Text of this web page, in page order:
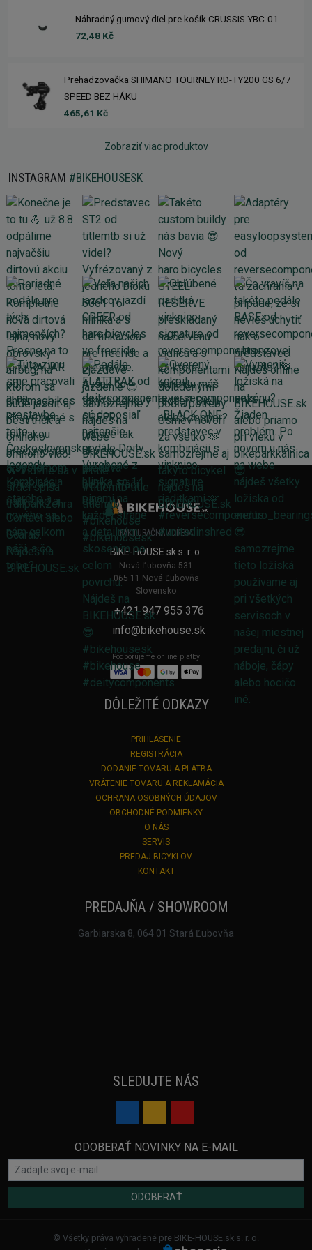
Náhradný gumový diel pre košík CRUSSIS YBC-01
72,48 Kč
Prehadzovačka SHIMANO TOURNEY RD-TY200 GS 6/7
SPEED BEZ HÁKU
465,61 Kč
Zobraziť viac produktov
INSTAGRAM #BIKEHOUSESK
FAKTURAČNÁ ADRESA
BIKE-HOUSE.sk s. r. o.
Nová Ľubovňa 531
065 11 Nová Ľubovňa
Slovensko
+421 947 955 376
info@bikehouse.sk
Podporujeme online platby
DÔLEŽITÉ ODKAZY
PRIHLÁSENIE
REGISTRÁCIA
DODANIE TOVARU A PLATBA
VRÁTENIE TOVARU A REKLAMÁCIA
OCHRANA OSOBNÝCH ÚDAJOV
OBCHODNÉ PODMIENKY
O NÁS
SERVIS
PREDAJ BICYKLOV
KONTAKT
PREDAJŇA / SHOWROOM
Garbiarska 8, 064 01 Stará Ľubovňa
SLEDUJTE NÁS
ODOBERAŤ NOVINKY NA E-MAIL
ODOBERAŤ
© Všetky práva vyhradené pre BIKE-HOUSE.sk s. r. o.